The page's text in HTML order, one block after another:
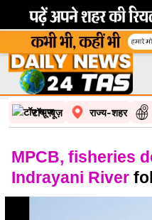
टॉप न्यूज़ राज्य-शहर
MPCB, fisheries
Indrayani River